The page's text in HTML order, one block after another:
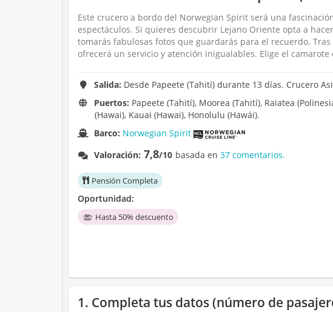
Este crucero a bordo del Norwegian Spirit será una
espectáculos. Si quieres descubrir Lejano Oriente opta a
tomarás fabulosas fotos que guardarás para el recuerdo.
ofrecerá un servicio y atención inigualables. Elige el camarote
Salida: Desde Papeete (Tahití) durante 13 días. Crucero
Puertos: Papeete (Tahití), Moorea (Tahití), Raiatea
(Hawai), Kauai (Hawai), Honolulu (Hawái).
Barco: Norwegian Spirit
Valoración: 7,8/10 basada en37 comentarios.
Pensión Completa
Oportunidad:
Hasta 50% descuento
1. Completa tus datos (número de